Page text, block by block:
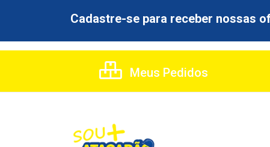
Cadastre-se para receber nossas
Meus Pedidos